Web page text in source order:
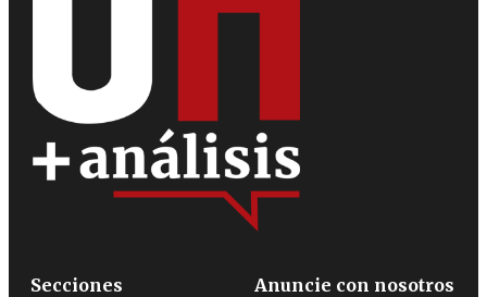
Secciones
Anuncie con nosotros